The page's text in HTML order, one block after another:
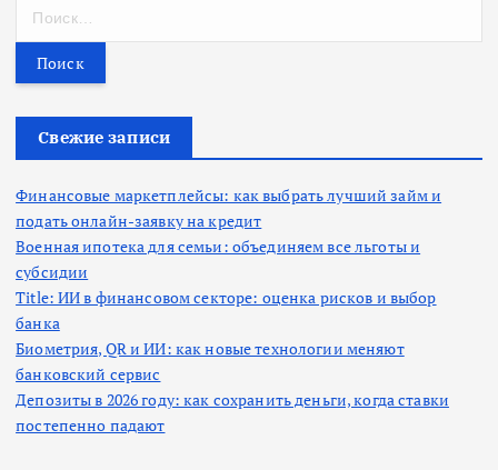
т
Свежие записи
Финансовые маркетплейсы: как выбрать лучший займ и
подать онлайн-заявку на кредит
Военная ипотека для семьи: объединяем все льготы и
субсидии
Title: ИИ в финансовом секторе: оценка рисков и выбор
банка
Биометрия, QR и ИИ: как новые технологии меняют
банковский сервис
Депозиты в 2026 году: как сохранить деньги, когда ставки
постепенно падают